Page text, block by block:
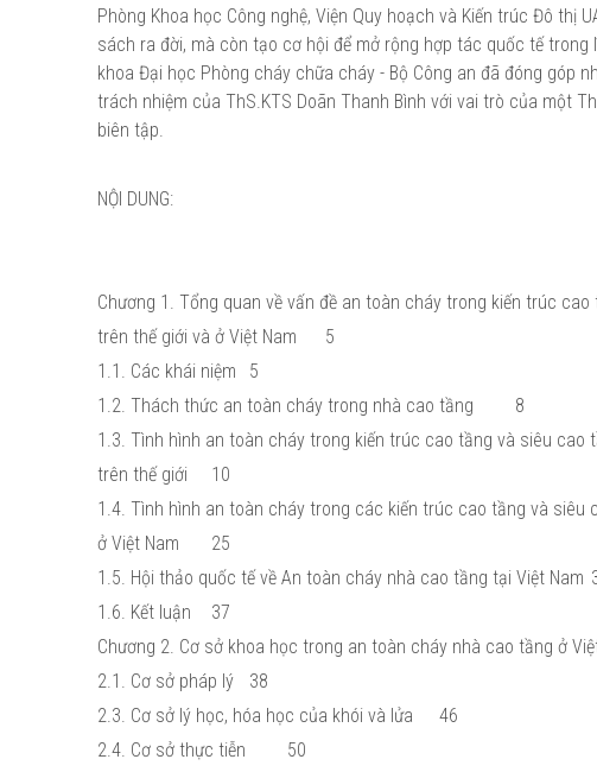
Phòng Khoa học Công nghệ, Viện Quy hoạch và Kiến trúc Đô thị
sách ra đời, mà còn tạo cơ hội để mở rộng hợp tác quốc tế
khoa Đại học Phòng cháy chữa cháy - Bộ Công an đã đóng góp
trách nhiệm của ThS.KTS Doãn Thanh Bình với vai trò của một
biên tập.
NỘI DUNG:
Chương 1. Tổng quan về vấn đề an toàn cháy trong kiến trúc cao
trên thế giới và ở Việt Nam
5
1.1. Các khái niệm
5
1.2. Thách thức an toàn cháy trong nhà cao tầng
8
1.3. Tình hình an toàn cháy trong kiến trúc cao tầng và siêu cao
trên thế giới
10
1.4. Tình hình an toàn cháy trong các kiến trúc cao tầng và siêu
ở Việt Nam
25
1.5. Hội thảo quốc tế về An toàn cháy nhà cao tầng tại Việt Nam
1.6. Kết luận
37
Chương 2. Cơ sở khoa học trong an toàn cháy nhà cao tầng ở
2.1. Cơ sở pháp lý
38
2.3. Cơ sở lý học, hóa học của khói và lửa
46
2.4. Cơ sở thực tiễn
50